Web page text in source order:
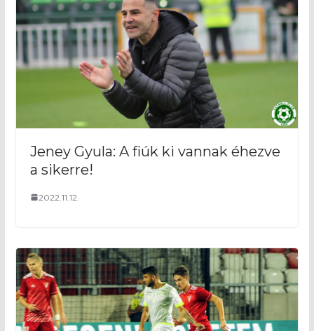
Jeney Gyula: A fiúk ki vannak éhezve
a sikerre!
2022.11.12.